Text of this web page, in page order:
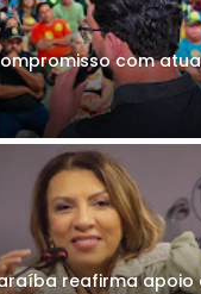
com
reafirma apoio